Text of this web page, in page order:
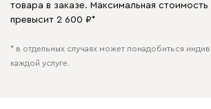
товара в заказе. Максимальная стоимость
превысит 2 600 ₽*
* в отдельных случаях может понадобиться
каждой услуге.